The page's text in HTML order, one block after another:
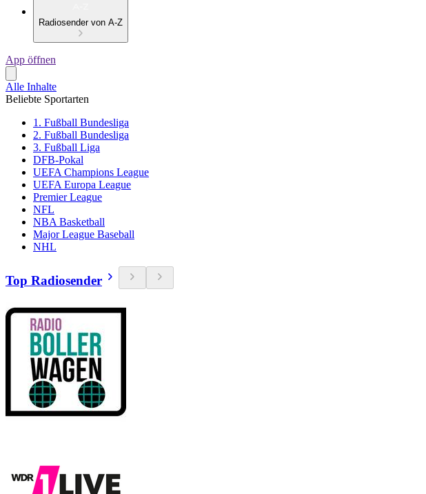
Radiosender von A-Z
App öffnen
Alle Inhalte
Beliebte Sportarten
1. Fußball Bundesliga
2. Fußball Bundesliga
3. Fußball Liga
DFB-Pokal
UEFA Champions League
UEFA Europa League
Premier League
NFL
NBA Basketball
Major League Baseball
NHL
Top Radiosender